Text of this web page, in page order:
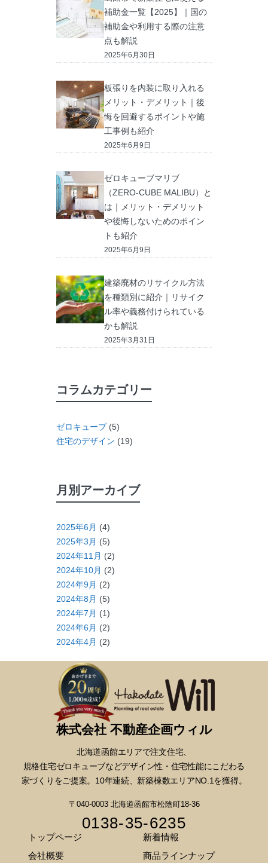
補助金一覧【2025】｜国の
補助金や利用する際の注意
点も解説
2025年6月30日
板張りを内装に取り入れる
メリット・デメリット｜後
悔を回避するポイントや施
工事例も紹介
2025年6月9日
ゼロキューブマリブ
（ZERO-CUBE MALIBU）と
は｜メリット・デメリット
や後悔しないためのポイン
トも紹介
2025年6月9日
建築廃材のリサイクル方法
を種類別に紹介｜リサイク
ル率や義務付けられている
かも解説
2025年3月31日
コラムカテゴリー
ゼロキューブ (5)
住宅のデザイン (19)
月別アーカイブ
2025年6月 (4)
2025年3月 (5)
2024年11月 (2)
2024年10月 (2)
2024年9月 (2)
2024年8月 (5)
2024年7月 (1)
2024年6月 (2)
2024年4月 (2)
株式会社 不動産企画ウィル
北海道函館エリアで注文住宅、
規格住宅ゼロキューブなどデザイン性・ 住宅性能にこだわる
家づくりをご提案。10年連続、新築棟数エリアNO.1を獲得。
〒040-0003 北海道函館市松陰町18-36
0138-35-6235
トップページ
会社概要
新着情報
商品ラインナップ